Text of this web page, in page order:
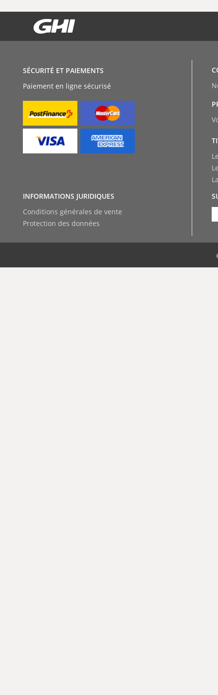
Protection des données
Conditions générales de vente
INFORMATIONS JURIDIQUES
Paiement en ligne sécurisé
SÉCURITÉ ET PAIEMENTS